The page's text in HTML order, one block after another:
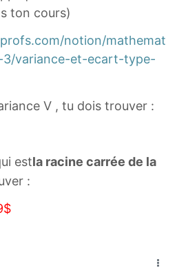
ton cours)
notion/mathemat
3/variance-et-ecart-type-
V , tu dois trouver :
estla racine carrée de la
: